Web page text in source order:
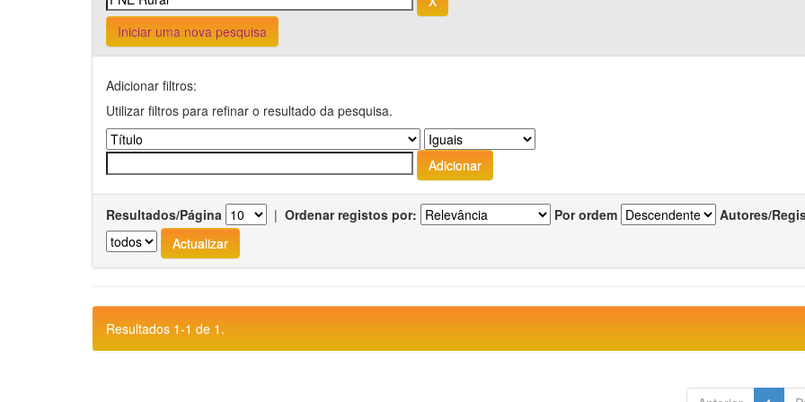
Iniciar uma nova pesquisa
Adicionar filtros:
Utilizar filtros para refinar o resultado da pesquisa.
Resultados/Página | Ordenar registos por: Por ordem Autores/
Resultados 1-1 de 1.